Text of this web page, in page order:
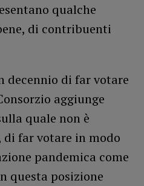
qualche
di contribuenti
di far votare
aggiunge
quale non è
di far votare in modo
pandemica come
questa posizione